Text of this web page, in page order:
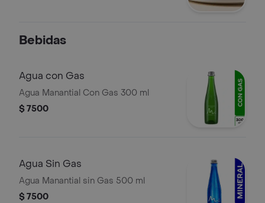
Bebidas
Agua con Gas
Agua Manantial Con Gas 300 ml
$ 7500
Agua Sin Gas
Agua Manantial sin Gas 500 ml
$ 7500